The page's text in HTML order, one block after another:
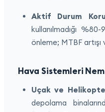
Aktif Durum
kullanılmadığı
önleme; MTBF artışı
Hava Sistemleri
Uçak ve
depolama